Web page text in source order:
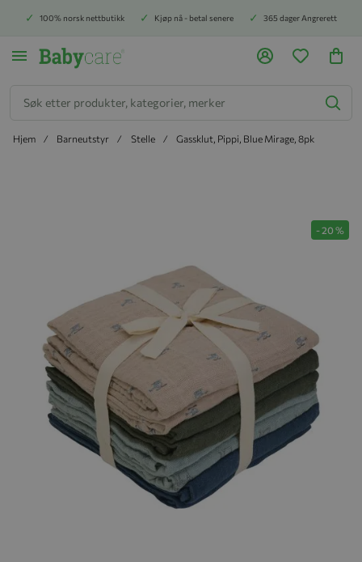
100% norsk nettbutikk Kjøp nå - betal senere 365 dager Angrerett
Hjem Barneutstyr Stelle Gassklut, Pippi, Blue Mirage, 8pk
-20 %